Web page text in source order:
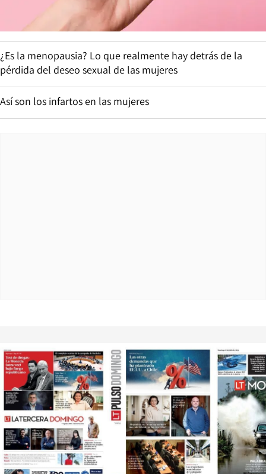
¿Es la menopausia? Lo que realmente hay detrás de la
pérdida del deseo sexual de las mujeres
Así son los infartos en las mujeres
Opens in new window Opens in